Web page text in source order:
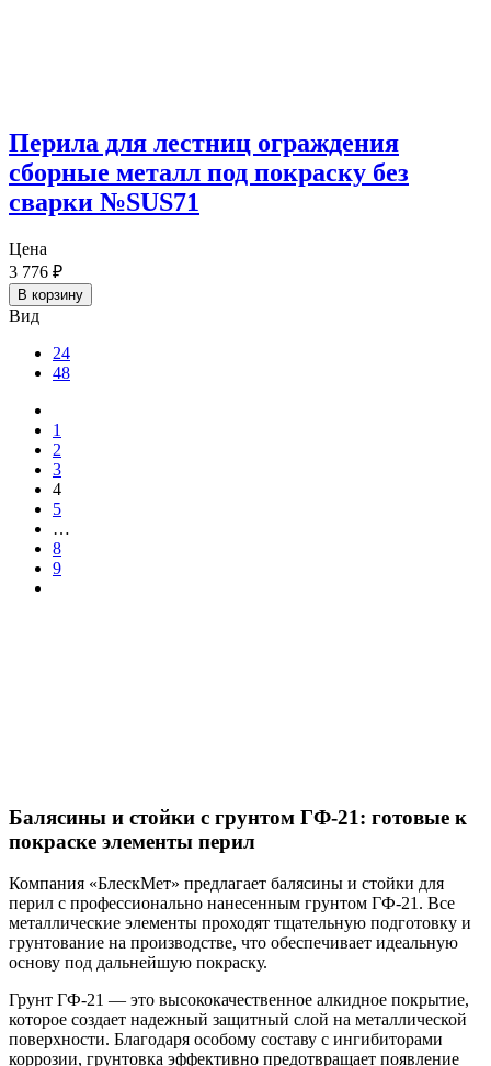
Перила для лестниц ограждения
сборные металл под покраску без
сварки №SUS71
Цена
3 776 ₽
В корзину
Вид
24
48
1
2
3
4
5
…
8
9
Балясины и стойки с грунтом ГФ-21: готовые к
покраске элементы перил
Компания «БлескМет» предлагает балясины и стойки для
перил с профессионально нанесенным грунтом ГФ-21. Все
металлические элементы проходят тщательную подготовку и
грунтование на производстве, что обеспечивает идеальную
основу под дальнейшую покраску.
Грунт ГФ-21 — это высококачественное алкидное покрытие,
которое создает надежный защитный слой на металлической
поверхности. Благодаря особому составу с ингибиторами
коррозии, грунтовка эффективно предотвращает появление